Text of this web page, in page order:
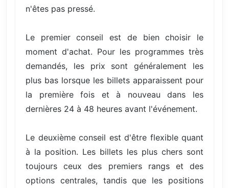
n'êtes pas pressé.
Le premier conseil est de bien choisir le
moment d'achat. Pour les programmes très
demandés, les prix sont généralement les
plus bas lorsque les billets apparaissent pour
la première fois et à nouveau dans les
dernières 24 à 48 heures avant l'événement.
Le deuxième conseil est d'être flexible quant
à la position. Les billets les plus chers sont
toujours ceux des premiers rangs et des
options centrales, tandis que les positions